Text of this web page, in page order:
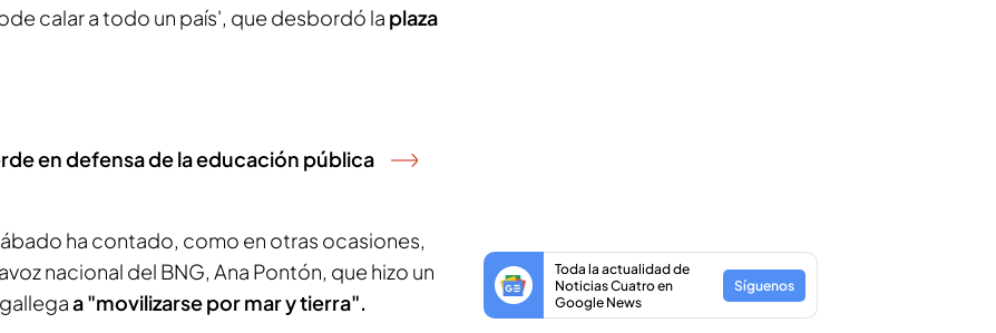
calar a todo un país', que desbordó la plaza
en defensa de la educación pública
ha contado, como en otras ocasiones,
nacional del BNG, Ana Pontón, que hizo un
a "movilizarse por mar y tierra".
Toda la actualidad de
Noticias Cuatro en
Google News
Síguenos